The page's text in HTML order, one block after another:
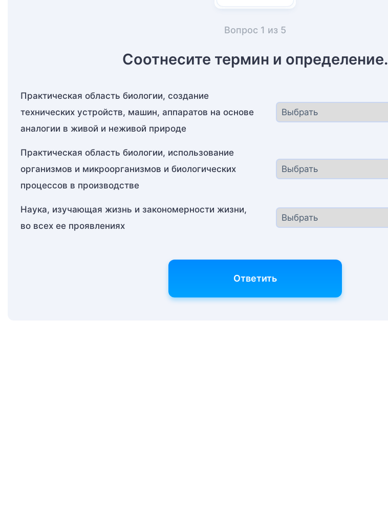
Вопрос 1 из 5
Соотнесите термин и определение.
Практическая область биологии, создание
технических устройств, машин, аппаратов на основе
аналогии в живой и неживой природе
Практическая область биологии, использование
организмов и микроорганизмов и биологических
процессов в производстве
Наука, изучающая жизнь и закономерности жизни,
во всех ее проявлениях
Ответить